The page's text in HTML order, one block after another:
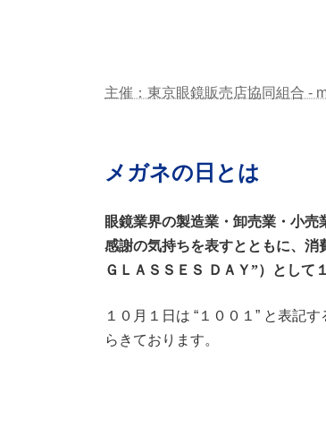
主催：東京眼鏡販売店協同組合 -
メガネの日とは
眼鏡業界の製造業・卸売業・小
感謝の気持ちを表すとともに、消
ＧＬＡＳＳＥＳ ＤＡＹ”）として
１０月１日は “１００１” と表記
らきております。